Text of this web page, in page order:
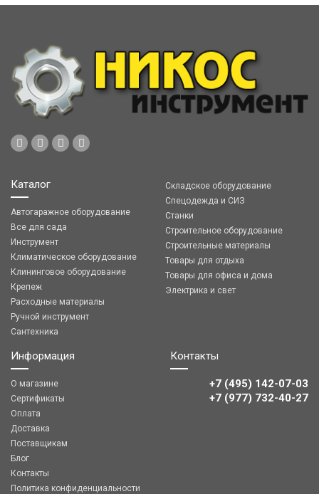
Каталог
Автогаражное оборудование
Все для сада
Инструмент
Климатическое оборудование
Клининговое оборудование
Крепеж
Расходные материалы
Ручной инструмент
Сантехника
Складское оборудование
Спецодежда и СИЗ
Станки
Строительное оборудование
Строительные материалы
Товары для отдыха
Товары для офиса и дома
Электрика и свет
Информация
О магазине
Сертификаты
Оплата
Доставка
Поставщикам
Блог
Контакты
Политика конфиденциальности
Контакты
+7 (495) 142-07-03
‎‎+7 (977) 732-40-27